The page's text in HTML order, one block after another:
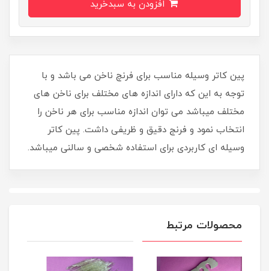
پین کاتر وسیله مناسب برای فرنچ ناخن می باشد و با
توجه به این که دارای اندازه های مختلف برای ناخن های
مختلف میباشد می توان اندازه مناسب برای هر ناخن را
انتخاب نمود و فرنج دقیق و ظریفی داشت. پین کاتر
وسیله ای کاربردی برای استفاده شخصی و سالنی میباشد.
محصولات مرتبط